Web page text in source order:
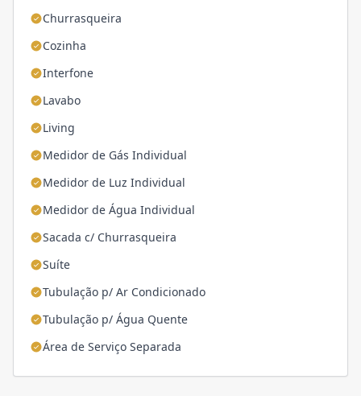
Churrasqueira
Cozinha
Interfone
Lavabo
Living
Medidor de Gás Individual
Medidor de Luz Individual
Medidor de Água Individual
Sacada c/ Churrasqueira
Suíte
Tubulação p/ Ar Condicionado
Tubulação p/ Água Quente
Área de Serviço Separada